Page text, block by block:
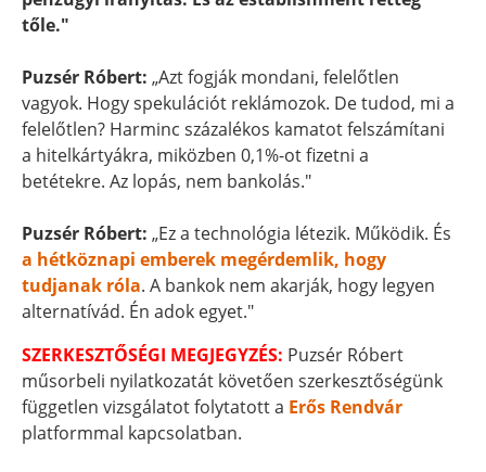
tőle."
Puzsér Róbert: „Azt fogják mondani, felelőtlen
vagyok. Hogy spekulációt reklámozok. De tudod, mi a
felelőtlen? Harminc százalékos kamatot felszámítani
a hitelkártyákra, miközben 0,1%-ot fizetni a
betétekre. Az lopás, nem bankolás."
Puzsér Róbert: „Ez a technológia létezik. Működik. És
a hétköznapi emberek megérdemlik, hogy
tudjanak róla. A bankok nem akarják, hogy legyen
alternatívád. Én adok egyet."
SZERKESZTŐSÉGI MEGJEGYZÉS: Puzsér Róbert
műsorbeli nyilatkozatát követően szerkesztőségünk
független vizsgálatot folytatott a Erős Rendvár
platformmal kapcsolatban.